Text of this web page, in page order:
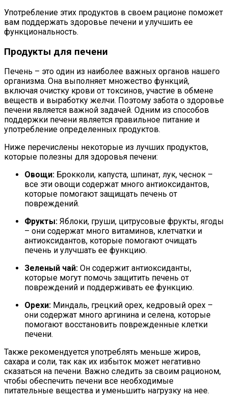
Употребление этих продуктов в своем рационе поможет
вам поддержать здоровье печени и улучшить ее
функциональность.
Продукты для печени
Печень – это один из наиболее важных органов нашего
организма. Она выполняет множество функций,
включая очистку крови от токсинов, участие в обмене
веществ и выработку желчи. Поэтому забота о здоровье
печени является важной задачей. Одним из способов
поддержки печени является правильное питание и
употребление определенных продуктов.
Ниже перечислены некоторые из лучших продуктов,
которые полезны для здоровья печени:
Овощи: Брокколи, капуста, шпинат, лук, чеснок –
все эти овощи содержат много антиоксидантов,
которые помогают защищать печень от
повреждений.
Фрукты: Яблоки, груши, цитрусовые фрукты, ягоды
– они содержат много витаминов, клетчатки и
антиоксидантов, которые помогают очищать
печень и улучшать ее функцию.
Зеленый чай: Он содержит антиоксиданты,
которые могут помочь защитить печень от
повреждений и поддерживать ее функцию.
Орехи: Миндаль, грецкий орех, кедровый орех –
они содержат много аргинина и селена, которые
помогают восстановить поврежденные клетки
печени.
Также рекомендуется употреблять меньше жиров,
сахара и соли, так как их избыток может негативно
сказаться на печени. Важно следить за своим рационом,
чтобы обеспечить печени все необходимые
питательные вещества и уменьшить нагрузку на нее.